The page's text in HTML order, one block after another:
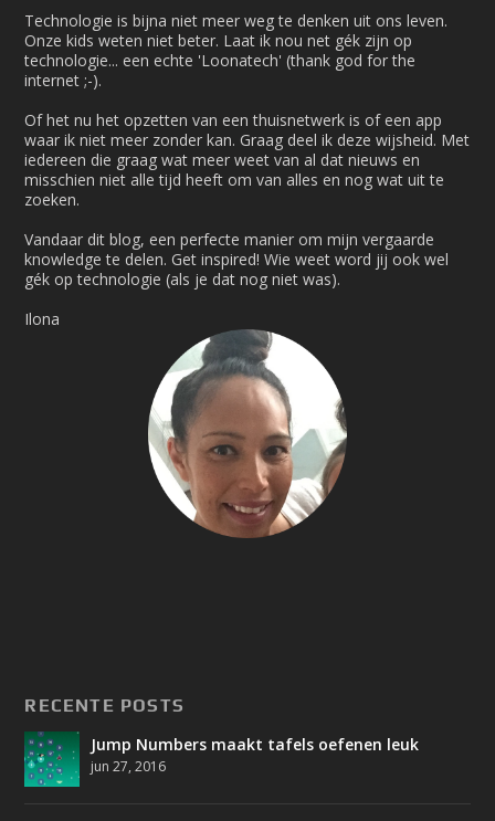
Technologie is bijna niet meer weg te denken uit ons leven.
Onze kids weten niet beter. Laat ik nou net gék zijn op
technologie... een echte 'Loonatech' (thank god for the
internet ;-).
Of het nu het opzetten van een thuisnetwerk is of een app
waar ik niet meer zonder kan. Graag deel ik deze wijsheid. Met
iedereen die graag wat meer weet van al dat nieuws en
misschien niet alle tijd heeft om van alles en nog wat uit te
zoeken.
Vandaar dit blog, een perfecte manier om mijn vergaarde
knowledge te delen. Get inspired! Wie weet word jij ook wel
gék op technologie (als je dat nog niet was).
Ilona
RECENTE POSTS
Jump Numbers maakt tafels oefenen leuk
jun 27, 2016